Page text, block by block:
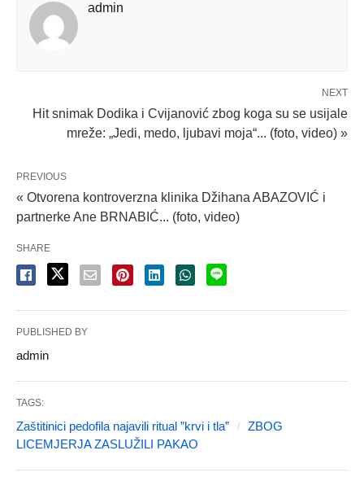
admin
NEXT
Hit snimak Dodika i Cvijanović zbog koga su se usijale
mreže: „Jedi, medo, ljubavi moja“... (foto, video) »
PREVIOUS
« Otvorena kontroverzna klinika Džihana ABAZOVIĆ i
partnerke Ane BRNABIĆ... (foto, video)
SHARE
PUBLISHED BY
admin
TAGS:
Zaštitinici pedofila najavili ritual ”krvi i tla”
ZBOG
LICEMJERJA ZASLUŽILI PAKAO